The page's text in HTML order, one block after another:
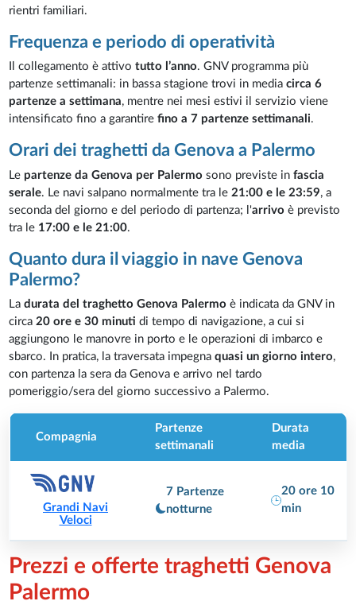
rientri familiari.
Frequenza e periodo di operatività
Il collegamento è attivotutto l’anno. GNV programma più
partenze settimanali: in bassa stagione trovi in mediacirca 6
partenze a settimana, mentre nei mesi estivi il servizio viene
intensificato fino a garantirefino a 7 partenze settimanali.
Orari dei traghetti da Genova a Palermo
Le partenze da Genova per Palermo sono previste infascia
serale. Le navi salpano normalmente tra le 21:00 e le 23:59, a
seconda del giorno e del periodo di partenza; l'arrivo è previsto
tra le 17:00 e le 21:00.
Quanto dura il viaggio in nave Genova
Palermo?
Ladurata del traghetto Genova Palermo è indicata da GNV in
circa20 ore e 30 minuti di tempo di navigazione, a cui si
aggiungono le manovre in porto e le operazioni di imbarco e
sbarco. In pratica, la traversata impegnaquasi un giorno intero,
con partenza la sera da Genova e arrivo nel tardo
pomeriggio/sera del giorno successivo a Palermo.
Compagnia
Partenze
settimanali
Durata
media
Grandi Navi
Veloci
7 Partenze
notturne
20 ore 10
min
Prezzi e offerte traghetti Genova
Palermo